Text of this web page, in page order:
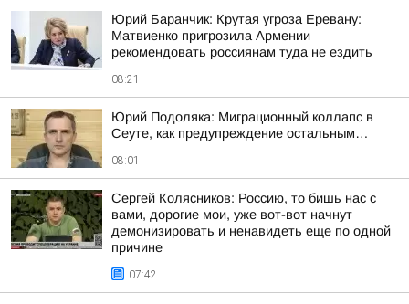
Юрий Баранчик: Крутая угроза Еревану:
Матвиенко пригрозила Армении
рекомендовать россиянам туда не ездить
08:21
Юрий Подоляка: Миграционный коллапс в
Сеуте, как предупреждение остальным…
08:01
Сергей Колясников: Россию, то бишь нас с
вами, дорогие мои, уже вот-вот начнут
демонизировать и ненавидеть еще по одной
причине
07:42